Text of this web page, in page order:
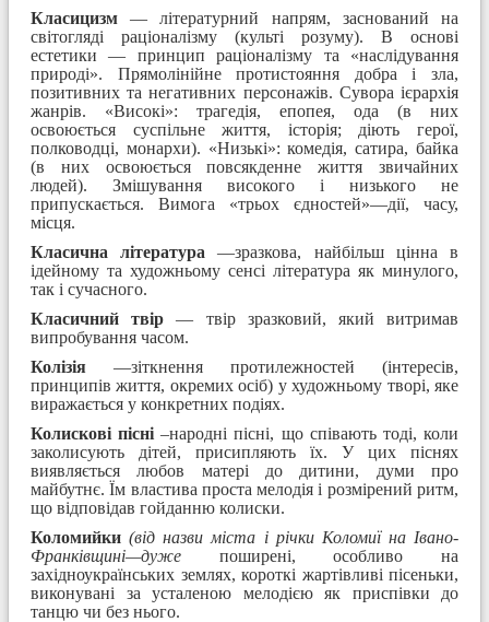
Класицизм — літературний напрям, заснований на
світогляді раціоналізму (культі розуму). В основі
естетики — принцип раціоналізму та «наслідування
природі». Прямолінійне протистояння добра і зла,
позитивних та негативних персонажів. Сувора ієрархія
жанрів. «Високі»: трагедія, епопея, ода (в них
освоюється суспільне життя, історія; діють герої,
полководці, монархи). «Низькі»: комедія, сатира, байка
(в них освоюється повсякденне життя звичайних
людей). Змішування високого і низького не
припускається. Вимога «трьох єдностей»—дії, часу,
місця.
Класична література —зразкова, найбільш цінна в
ідейному та художньому сенсі література як минулого,
так і сучасного.
Класичний твір — твір зразковий, який витримав
випробування часом.
Колізія —зіткнення протилежностей (інтересів,
принципів життя, окремих осіб) у художньому творі, яке
виражається у конкретних подіях.
Колискові пісні –народні пісні, що співають тоді, коли
заколисують дітей, присипляють їх. У цих піснях
виявляється любов матері до дитини, думи про
майбутнє. Їм властива проста мелодія і розмірений ритм,
що відповідав гойданню колиски.
Коломийки (від назви міста і річки Коломиї на Івано-
Франківщині—дуже поширені, особливо на
західноукраїнських землях, короткі жартівливі пісеньки,
виконувані за усталеною мелодією як приспівки до
танцю чи без нього.